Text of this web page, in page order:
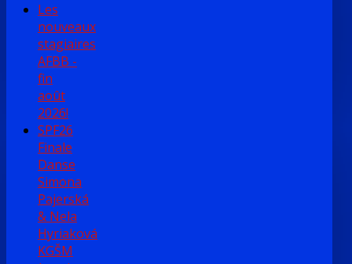
Les
nouveaux
stagiaires
AFBB -
fin
août
2026!
SPF26
Finale
Danse
Simona
Pajerská
& Nela
Hyriaková
KGŠM